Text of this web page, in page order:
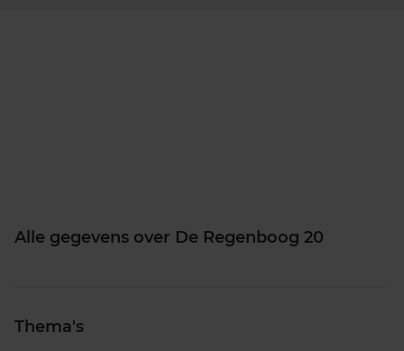
Alle gegevens over De Regenboog 20
Thema's